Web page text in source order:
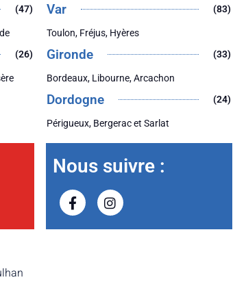
(47)
(26)
Var (83)
Toulon, Fréjus, Hyères
Gironde (33)
Bordeaux, Libourne, Arcachon
Dordogne (24)
Périgueux, Bergerac et Sarlat
Nous suivre :